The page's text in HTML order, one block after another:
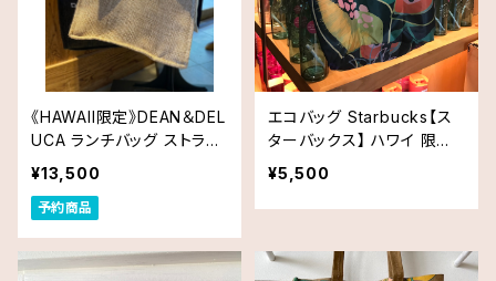
《HAWAII限定》DEAN＆DEL
UCA ランチバッグ ストラッ
プ付き 送料無料
¥13,500
予約商品
エコバッグ Starbucks【ス
ターバックス】 ハワイ 限定
品
¥5,500